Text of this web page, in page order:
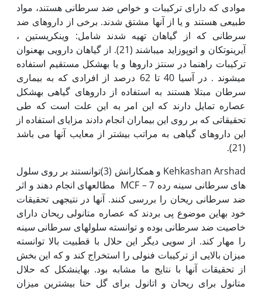
موادی که دارای ترکیبات و خواص ضد سرطانی هستند، مواد
طبیعی هستند و یا از آن‏ها مشتق شدند. برخی از داروهای ضد
سرطانی که از گیاهان تهیه شدند شامل: وینکریستین ،
آیرینوتکان و اتوپوزاید می‏باشند (21). از گیاهان دارویی به‏عنوان
ترکیبات راهنما در سنتز داروها و یا به‏شکل مستقیم استفاده
می‏شوند . در آسیا 40 تا 62 درصد از افرادی که به بیماری
سرطان مبتلا هستند به استفاده از داروهای گیاهی به‏شکل
عصاره تمایل دارند که این امر به این علت است که طی
تحقیقاتی که بر روی این بیماران انجام دادند مزایای استفاده از
این داروهای گیاهی به مراتب بیشتر از معایب آن‏ها می باشد
(21).
Kehkashan Arshad و همکارانش (3)توانستند بر روی سلول
های سرطانی سینه رده MCF – 7 مطالعه‏ای انجام دهند و اثر
ضد سرطانی ریحان را بررسی کنند. آن‏ها در نتیجه‏ی تحقیقات
خود به‏این موضوع پی بردند که عصاره متانولی ریحان دارای
خاصیت ضد سرطانی بوده و توانسته سلول‏های سرطانی سینه
را مهار کند‏. از سویی دیگر این حلال با قطبیت بالا توانسته
میزان بالایی از ترکیبات فنولی را استخراج کند و که این بخش
از تحقیقات آنها با نتایج ما مشابه بود. به‏این‏شکل که حلال
متانول برای ریحان و اتانول برای گل حنا بیشترین میزان